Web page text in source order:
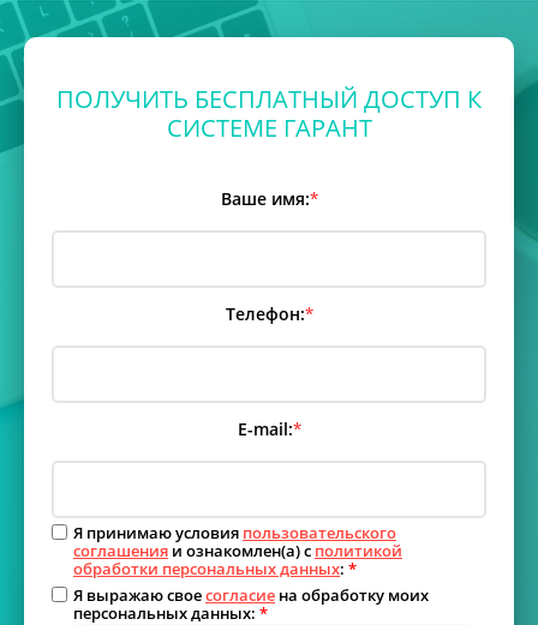
ПОЛУЧИТЬ БЕСПЛАТНЫЙ ДОСТУП К
СИСТЕМЕ ГАРАНТ
Ваше имя:*
Телефон:*
E-mail:*
Я принимаю условия пользовательского
соглашения и ознакомлен(а) с политикой
обработки персональных данных: *
Я выражаю своесогласие на обработку моих
персональных данных: *